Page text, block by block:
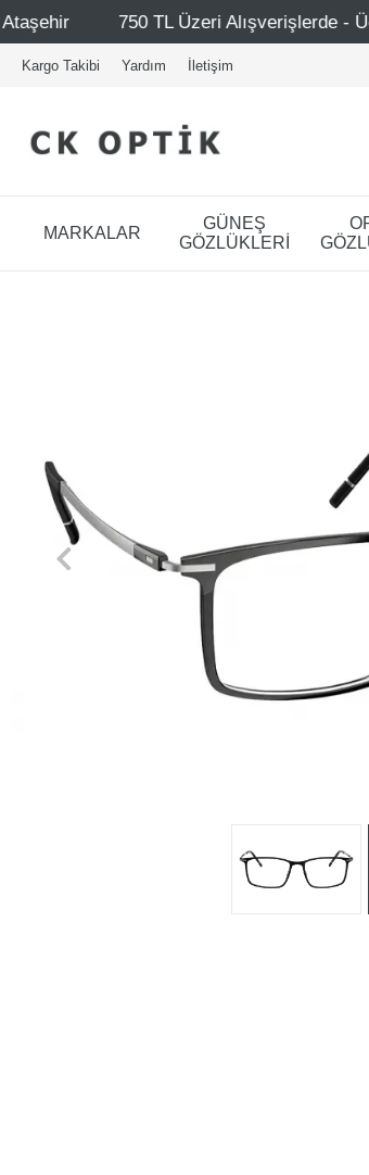
TL Üzeri Alışverişlerde - Ücretsiz Kargo
Kargo Takibi Yardım İletişim
MARKALAR
GÜNEŞ
GÖZLÜKLERİ